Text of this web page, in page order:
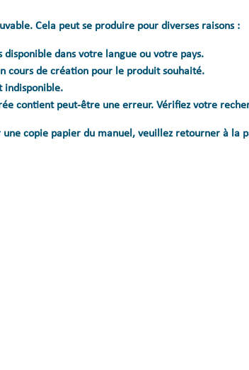
Cela peut se produire pour diverses raisons :
dans votre langue ou votre pays.
cours de création pour le produit souhaité.
indisponible.
contient peut-être une erreur. Vérifiez votre
copie papier du manuel, veuillez retourner à la